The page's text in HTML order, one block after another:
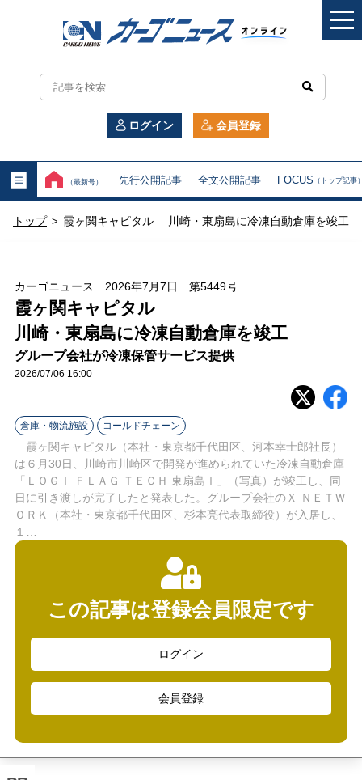
カ
ー
ニ
ュ
オ
ン
ラ
ン
ログイン 会員登録
（最新号） 先行公開記事 全文公開記事 FOCUS （トップ記事
トップ > 霞ヶ関キャピタル 川崎・東扇島に冷凍自動倉庫を竣工
カーゴニュース 2026年7月7日 第5449号
霞ヶ関キャピタル
川崎・東扇島に冷凍自動倉庫を竣工
グループ会社が冷凍保管サービス提供
2026/07/06 16:00
倉庫・物流施設 コールドチェーン
霞ヶ関キャピタル（本社・東京都千代田区、河本幸士郎社長）
は６月30日、川崎市川崎区で開発が進められていた冷凍自動倉庫
「ＬＯＧＩ ＦＬＡＧ ＴＥＣＨ 東扇島Ⅰ」（写真）が竣工し、同
日に引き渡しが完了したと発表した。グループ会社のＸ ＮＥＴＷ
ＯＲＫ（本社・東京都千代田区、杉本亮代表取締役）が入居し、
１…
この記事は登録会員限定です
ログイン
会員登録